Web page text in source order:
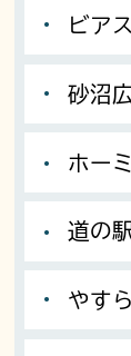
ビア
砂沼
ホー
道の
やす